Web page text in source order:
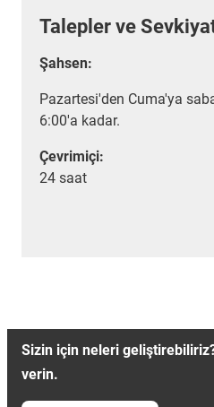
Talepler ve
Şahsen:
Pazartesi'den Cuma'ya
6:00'a kadar.
Çevrimiçi:
24 saat
Sizin için neleri
verin.